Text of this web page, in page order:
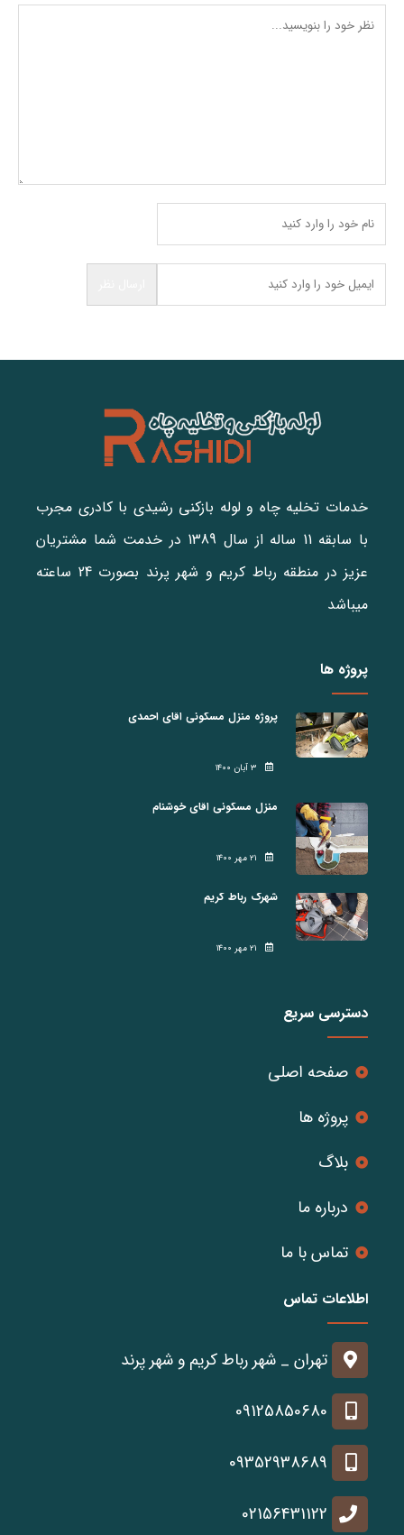
خدمات تخلیه چاه و لوله بازکنی رشیدی با کادری مجرب
با سابقه 11 ساله از سال 1389 در خدمت شما مشتریان
عزیز در منطقه رباط کریم و شهر پرند بصورت 24 ساعته
میباشد
پروژه ها
پروژه منزل مسکونی اقای احمدی
۳ آبان ۱۴۰۰
منزل مسکونی اقای خوشنام
۲۱ مهر ۱۴۰۰
شهرک رباط کریم
۲۱ مهر ۱۴۰۰
دسترسی سریع
صفحه اصلی
پروژه ها
بلاگ
درباره ما
تماس با ما
اطلاعات تماس
تهران _ شهر رباط کریم و شهر پرند
09125850680
09352938689
02156431122